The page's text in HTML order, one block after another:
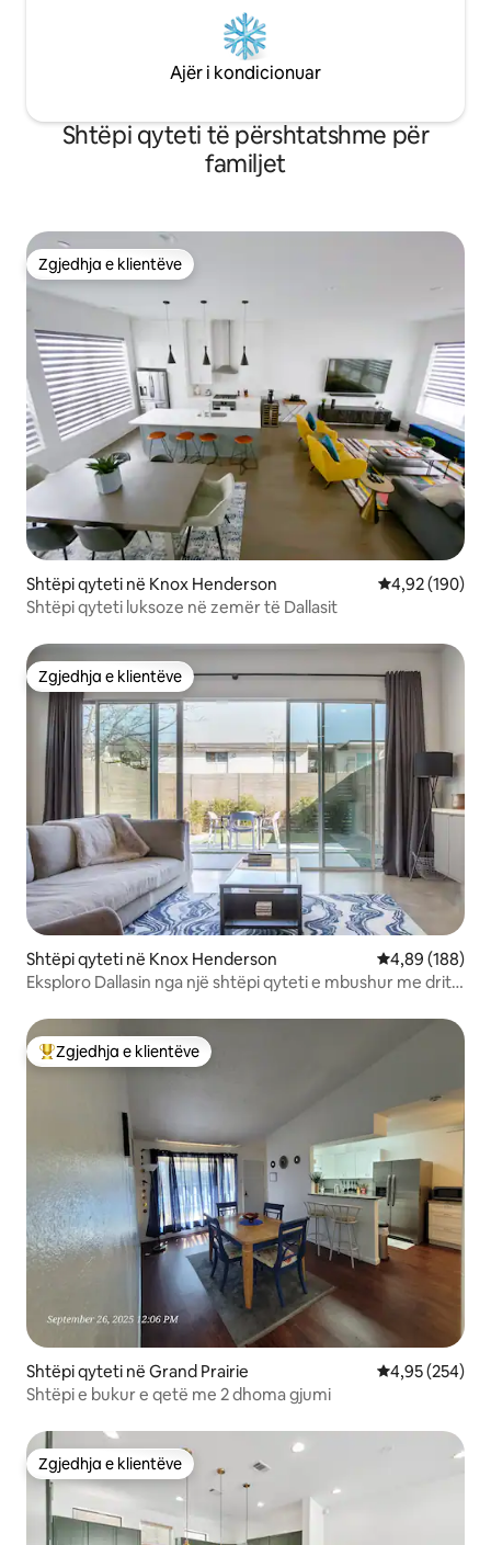
Ajër i kondicionuar
Shtëpi qyteti të përshtatshme për
familjet
Zgjedhja e klientëve
Zgjedhja e klientëve
Shtëpi qyteti në Knox Henderson Vlerësimi
4,92 (190)
Shtëpi qyteti luksoze në zemër të Dallasit
Zgjedhja e klientëve
Zgjedhja e klientëve
Shtëpi qyteti në Knox Henderson Vlerësimi
4,89 (188)
Eksploro Dallasin nga një shtëpi qyteti e mbushur me dritë
Më të mirat e zgjedhjeve të klientëve
Zgjedhja e klientëve
Shtëpi qyteti në Grand Prairie Vlerësimi
4,95 (254)
Shtëpi e bukur e qetë me 2 dhoma gjumi
Zgjedhja e klientëve
Zgjedhja e klientëve